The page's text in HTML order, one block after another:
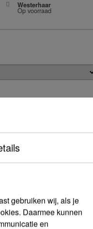
Westerhaar
Op voorraad
Westerhaar
Maat aansluiting
10 mm
gebruiken wij, als je
Daarmee kunnen
en